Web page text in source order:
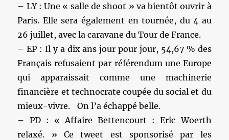
– LY : Une « salle de shoot » va bientôt ouvrir à
Paris. Elle sera également en tournée, du 4 au
26 juillet, avec la caravane du Tour de France.
– EP : Il y a dix ans jour pour jour, 54,67 % des
Français refusaient par référendum une Europe
qui apparaissait comme une machinerie
financière et technocrate coupée du social et du
mieux-vivre. On l’a échappé belle.
– PD : « Affaire Bettencourt : Eric Woerth
relaxé. » Ce tweet est sponsorisé par les